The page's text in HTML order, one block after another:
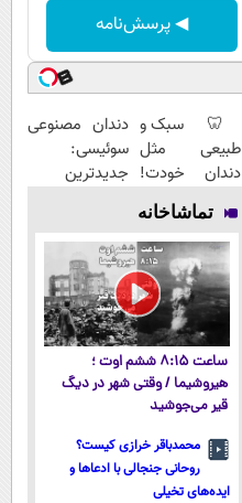
◀ پرسش‌نامه
🦷 سبک و
طبیعی مثل
دندان خودت!
نصب آسان و
پرداخت
اقساطی 💳 📍
تهران
دندان مصنوعی
سوئیسی:
جدیدترین
پرداخت قسطی
تماشاخانه
ساعت ۸:۱۵ ششم اوت ؛
هیروشیما / وقتی شهر در دیگ
قیر می‌جوشید
محمدباقر خرازی کیست؟
روحانی جنجالی با ادعاها و
ایده‌های تخیلی